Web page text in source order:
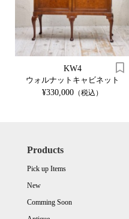
KW4
ウォルナットキャビネット
¥330,000 （税込）
Products
Pick up Items
New
Comming Soon